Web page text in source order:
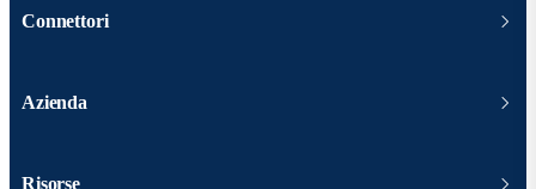
Connettori
Azienda
Risorse